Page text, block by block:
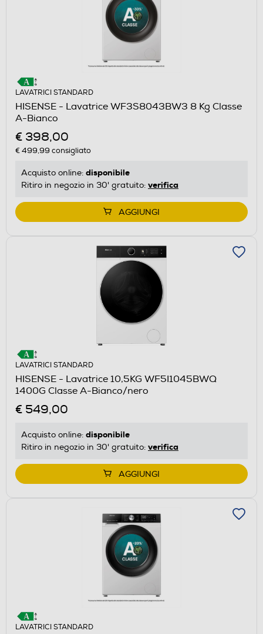
LAVATRICI STANDARD
HISENSE - Lavatrice WF3S8043BW3 8 Kg Classe
A-Bianco
€ 398,00
€ 499,99 consigliato
Acquisto online: disponibile
Ritiro in negozio in 30' gratuito: verifica
AGGIUNGI
LAVATRICI STANDARD
HISENSE - Lavatrice 10,5KG WF5I1045BWQ
1400G Classe A-Bianco/nero
€ 549,00
Acquisto online: disponibile
Ritiro in negozio in 30' gratuito: verifica
AGGIUNGI
LAVATRICI STANDARD